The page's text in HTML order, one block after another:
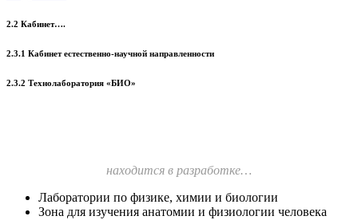
2.2 Кабинет….
2.3.1 Кабинет естественно-научной направленности
2.3.2 Технолаборатория «БИО»
находится в разработке…
Лаборатории по физике, химии и биологии
Зона для изучения анатомии и физиологии человека